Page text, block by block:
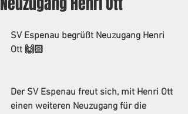
SV Espenau begrüßt Neuzugang Henri
Ott 🙌🏻
Der SV Espenau freut sich, mit Henri Ott
einen weiteren Neuzugang für die